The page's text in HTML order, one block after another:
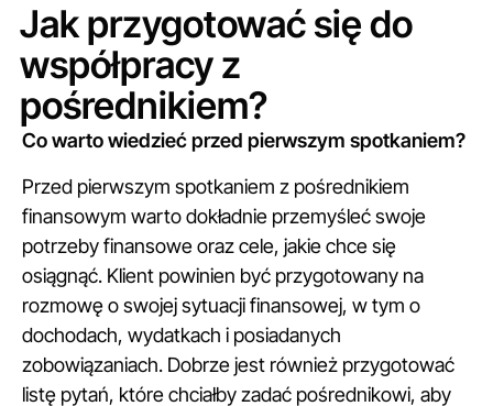
Jak przygotować się do
współpracy z
pośrednikiem?
Co warto wiedzieć przed pierwszym spotkaniem?
Przed pierwszym spotkaniem z pośrednikiem
finansowym warto dokładnie przemyśleć swoje
potrzeby finansowe oraz cele, jakie chce się
osiągnąć. Klient powinien być przygotowany na
rozmowę o swojej sytuacji finansowej, w tym o
dochodach, wydatkach i posiadanych
zobowiązaniach. Dobrze jest również przygotować
listę pytań, które chciałby zadać pośrednikowi, aby